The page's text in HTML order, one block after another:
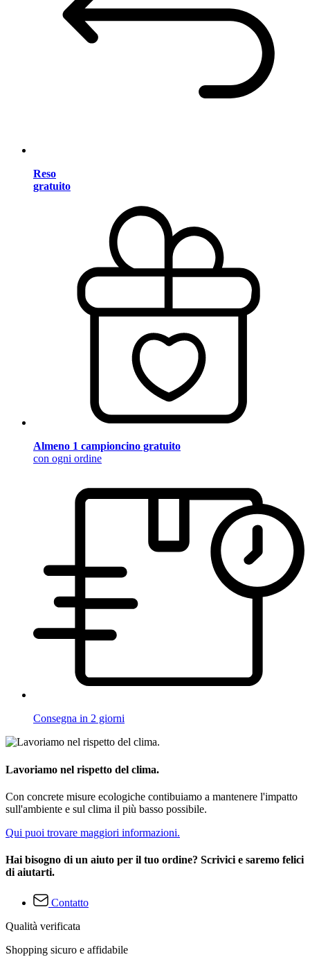
Reso
gratuito
Almeno 1 campioncino gratuito
con ogni ordine
Consegna in 2 giorni
Lavoriamo nel rispetto del clima.
Con concrete misure ecologiche contibuiamo a mantenere l'impatto
sull'ambiente e sul clima il più basso possibile.
Qui puoi trovare maggiori informazioni.
Hai bisogno di un aiuto per il tuo ordine? Scrivici e saremo felici
di aiutarti.
Contatto
Qualità verificata
Shopping sicuro e affidabile